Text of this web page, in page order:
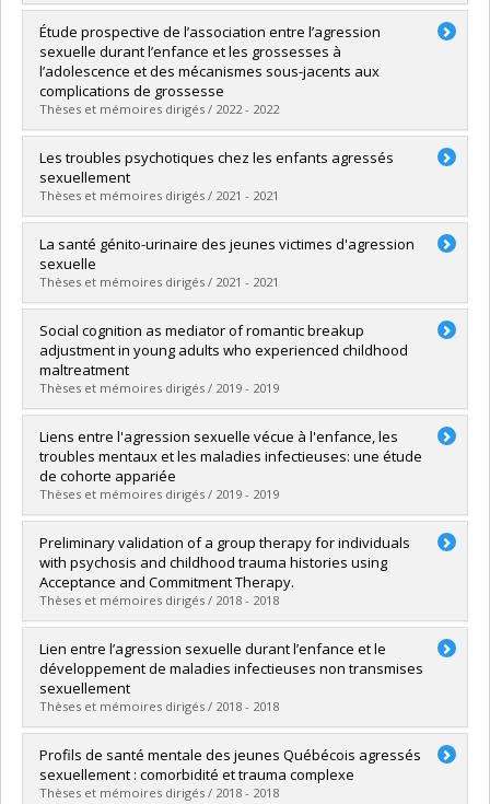
Diplômé(e) :Sanchez, Gelymar
Cycle :Doctorat
Diplôme obtenu :D. Psy.
Lien vers le document dans Papyrus
Étude prospective de l’association entre l’agression
sexuelle durant l’enfance et les grossesses à
l’adolescence et des mécanismes sous-jacents aux
complications de grossesse
Thèses et mémoires dirigés / 2022 - 2022
Diplômé(e) :Fortin-Langelier, Elisabeth
Cycle :Doctorat
Diplôme obtenu :Ph. D.
Lien vers le document dans Papyrus
Les troubles psychotiques chez les enfants agressés
sexuellement
Thèses et mémoires dirigés / 2021 - 2021
Diplômé(e) :Bourgeois, Catherine
Cycle :Doctorat
Diplôme obtenu :Ph. D.
Lien vers le document dans Papyrus
La santé génito-urinaire des jeunes victimes d'agression
sexuelle
Thèses et mémoires dirigés / 2021 - 2021
Diplômé(e) :Vézina-Gagnon, Pascale
Cycle :Doctorat
Diplôme obtenu :
Lien vers le document dans Papyrus
Social cognition as mediator of romantic breakup
adjustment in young adults who experienced childhood
maltreatment
Thèses et mémoires dirigés / 2019 - 2019
Diplômé(e) :Francoeur, Audrey
Cycle :Maîtrise
Diplôme obtenu :M. Sc.
Lien vers le document dans Papyrus
Liens entre l'agression sexuelle vécue à l'enfance, les
troubles mentaux et les maladies infectieuses: une étude
de cohorte appariée
Thèses et mémoires dirigés / 2019 - 2019
Diplômé(e) :Maalouf, Oulma
Cycle :Doctorat
Diplôme obtenu :D. Psy.
Lien vers le document dans Papyrus
Preliminary validation of a group therapy for individuals
with psychosis and childhood trauma histories using
Acceptance and Commitment Therapy.
Thèses et mémoires dirigés / 2018 - 2018
Diplômé(e) :Spidel, Alicia
Cycle :Doctorat
Diplôme obtenu :
Lien vers le document dans Papyrus
Lien entre l’agression sexuelle durant l’enfance et le
développement de maladies infectieuses non transmises
sexuellement
Thèses et mémoires dirigés / 2018 - 2018
Diplômé(e) :Dargan, Sonia
Cycle :Doctorat
Diplôme obtenu :D. Psy.
Profils de santé mentale des jeunes Québécois agressés
sexuellement : comorbidité et trauma complexe
Thèses et mémoires dirigés / 2018 - 2018